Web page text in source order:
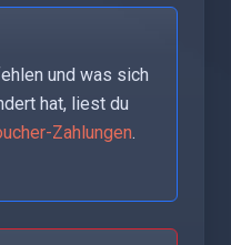
und was sich
hat, liest du
Zahlungen.